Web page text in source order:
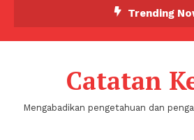
Trending
Catatan
Mengabadikan pengetahuan dan